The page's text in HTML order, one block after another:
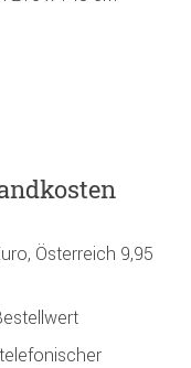
Österreich 9,95